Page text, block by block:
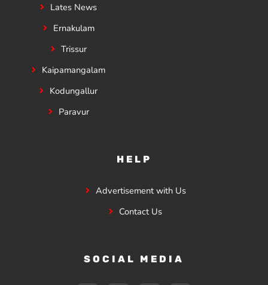
Lates News
Ernakulam
Trissur
Kaipamangalam
Kodungallur
Paravur
HELP
Advertisement with Us
Contact Us
SOCIAL MEDIA